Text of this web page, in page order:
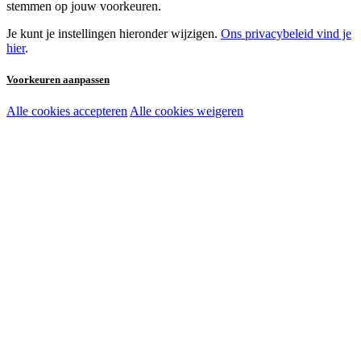
stemmen op jouw voorkeuren.
Je kunt je instellingen hieronder wijzigen. Ons privacybeleid vind je
hier.
Voorkeuren aanpassen
Noodzakelijke cookies:
Alle cookies accepteren Alle cookies weigeren